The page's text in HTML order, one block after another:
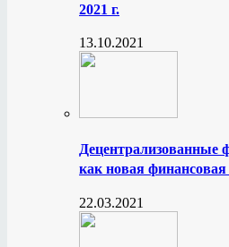
2021 г.
13.10.2021
как новая финансовая
22.03.2021